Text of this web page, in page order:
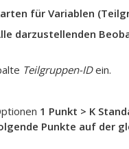
für Variablen
darzustellenden
Teilgruppen-IDein.
1 Punkt > K
Punkte auf der